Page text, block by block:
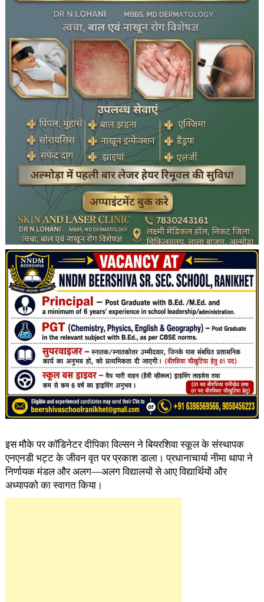
इस मौके पर काॅडिनेटर दीपिका विल्सन ने बियरशिवा स्कूल के संस्थापक
एनएनडी भट्ट के जीवन वृत पर प्रकाश डाला। प्रधानाचार्या नीमा थापा ने
निर्णायक मंडल और अलग—अलग विद्यालयों से आए विद्यार्थियों और
अध्यापको का स्वागत किया।